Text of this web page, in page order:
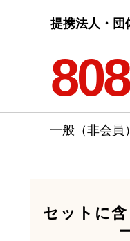
提携法人・団
一般（非会員
セットに